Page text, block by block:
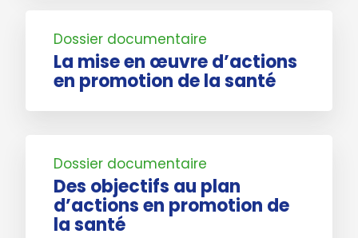
Dossier documentaire
La mise en œuvre d’actions
en promotion de la santé
Dossier documentaire
Des objectifs au plan
d’actions en promotion de
la santé